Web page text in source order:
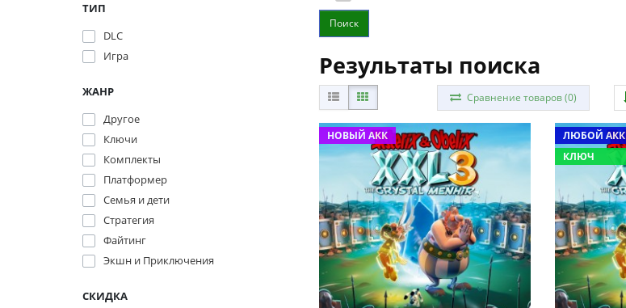
ТИП
DLC
Игра
ЖАНР
Другое
Ключи
Комплекты
Платформер
Семья и дети
Стратегия
Файтинг
Экшн и Приключения
СКИДКА
Результаты поиска
Сравнение товаров (0)
НОВЫЙ АКК
ЛЮБОЙ АКК
КЛЮЧ